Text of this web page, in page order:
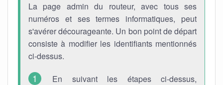
La page admin du routeur, avec tous ses
numéros et ses termes informatiques, peut
s'avérer décourageante. Un bon point de départ
consiste à modifier les identifiants mentionnés
ci-dessus.
En suivant les étapes ci-dessus,